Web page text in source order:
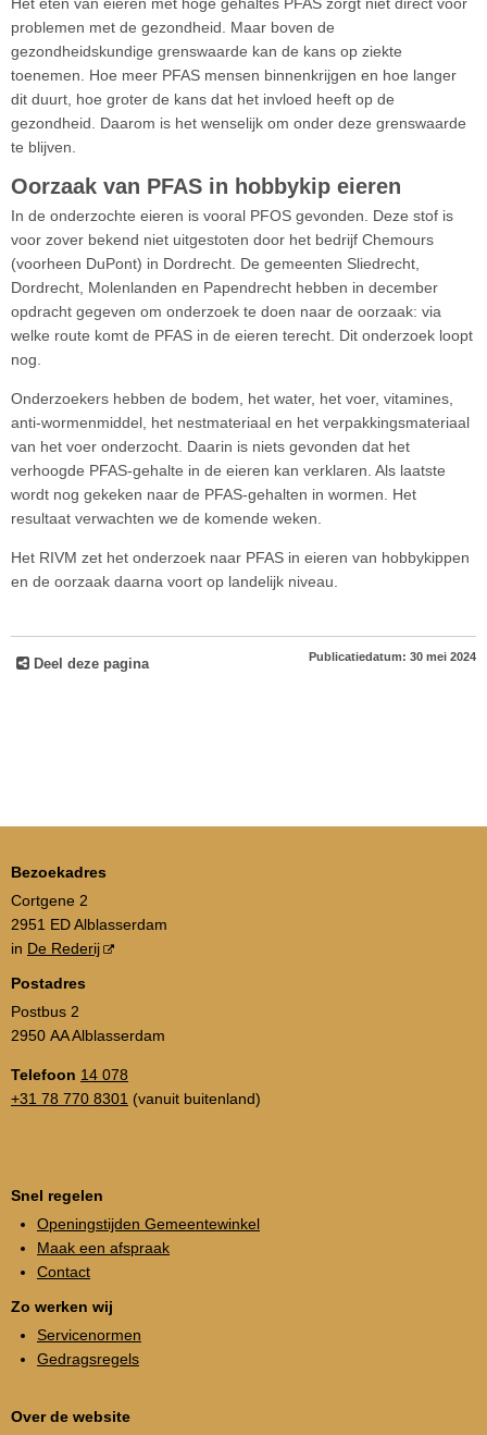
problemen met de gezondheid. Maar boven de
gezondheidskundige grenswaarde kan de kans op ziekte
toenemen. Hoe meer PFAS mensen binnenkrijgen en hoe langer
dit duurt, hoe groter de kans dat het invloed heeft op de
gezondheid. Daarom is het wenselijk om onder deze grenswaarde
te blijven.
Oorzaak van PFAS in hobbykip eieren
In de onderzochte eieren is vooral PFOS gevonden. Deze stof is
voor zover bekend niet uitgestoten door het bedrijf Chemours
(voorheen DuPont) in Dordrecht. De gemeenten Sliedrecht,
Dordrecht, Molenlanden en Papendrecht hebben in december
opdracht gegeven om onderzoek te doen naar de oorzaak: via
welke route komt de PFAS in de eieren terecht. Dit onderzoek loopt
nog.
Onderzoekers hebben de bodem, het water, het voer, vitamines,
anti-wormenmiddel, het nestmateriaal en het verpakkingsmateriaal
van het voer onderzocht. Daarin is niets gevonden dat het
verhoogde PFAS-gehalte in de eieren kan verklaren. Als laatste
wordt nog gekeken naar de PFAS-gehalten in wormen. Het
resultaat verwachten we de komende weken.
Het RIVM zet het onderzoek naar PFAS in eieren van hobbykippen
en de oorzaak daarna voort op landelijk niveau.
Deel deze pagina Publicatiedatum: 30 mei 2024
Bezoekadres
Cortgene 2
2951 ED Alblasserdam
in De Rederij
Postadres
Postbus 2
2950 AA Alblasserdam
Telefoon 14 078
+31 78 770 8301 (vanuit buitenland)
Snel regelen
Openingstijden Gemeentewinkel
Maak een afspraak
Contact
Zo werken wij
Servicenormen
Gedragsregels
Over de website